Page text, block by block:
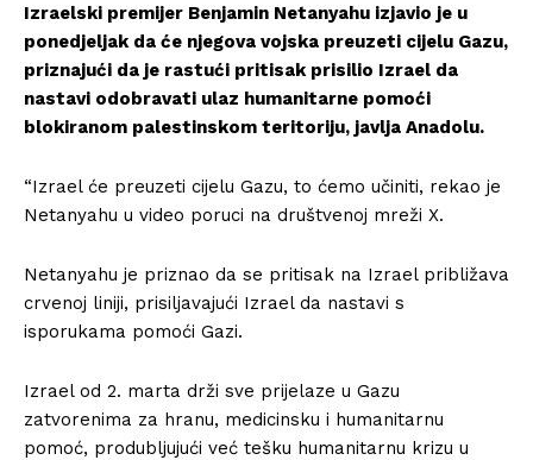
Izraelski premijer Benjamin Netanyahu izjavio je u
ponedjeljak da će njegova vojska preuzeti cijelu Gazu,
priznajući da je rastući pritisak prisilio Izrael da
nastavi odobravati ulaz humanitarne pomoći
blokiranom palestinskom teritoriju, javlja Anadolu.
“Izrael će preuzeti cijelu Gazu, to ćemo učiniti, rekao je
Netanyahu u video poruci na društvenoj mreži X.
Netanyahu je priznao da se pritisak na Izrael približava
crvenoj liniji, prisiljavajući Izrael da nastavi s
isporukama pomoći Gazi.
Izrael od 2. marta drži sve prijelaze u Gazu
zatvorenima za hranu, medicinsku i humanitarnu
pomoć, produbljujući već tešku humanitarnu krizu u